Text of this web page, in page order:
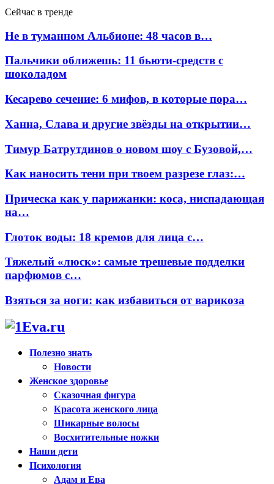
Сейчас в тренде
Не в туманном Альбионе: 48 часов в…
Пальчики оближешь: 11 бьюти-средств с
шоколадом
Кесарево сечение: 6 мифов, в которые пора…
Ханна, Слава и другие звёзды на открытии…
Тимур Батрутдинов о новом шоу с Бузовой,…
Как наносить тени при твоем разрезе глаз:…
Прическа как у парижанки: коса, ниспадающая
на…
Глоток воды: 18 кремов для лица с…
Тяжелый «люск»: самые трешевые подделки
парфюмов с…
Взяться за ноги: как избавиться от варикоза
Полезно знать
Новости
Женское здоровье
Сказочная фигура
Красота женского лица
Шикарные волосы
Восхитительные ножки
Наши дети
Психология
Адам и Ева